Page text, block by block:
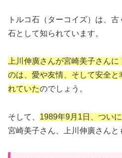
トルコ石（ターコイズ）は、
石として知られています。
上川伸廣さんが宮崎美子さん
のは、愛や友情、そして安全
れていたのでしょう。
そして、 1989年9月1日、つい
宮崎美子さん、上川伸廣さんと